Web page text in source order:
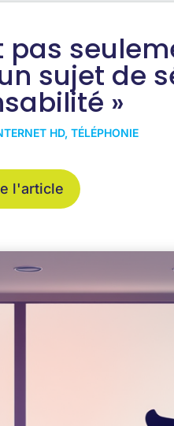
pas
sujet de
»
HD,TÉLÉPHONIE
l'article